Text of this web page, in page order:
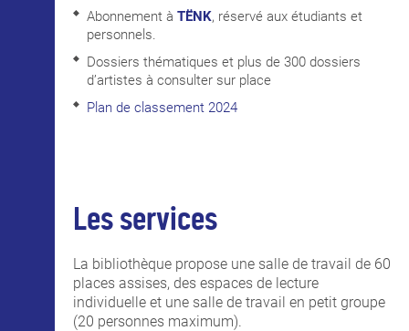
Abonnement à TËNK, réservé aux étudiants et
personnels.
Dossiers thématiques et plus de 300 dossiers
d’artistes à consulter sur place
Plan de classement 2024
Les services
La bibliothèque propose une salle de travail de 60
places assises, des espaces de lecture
individuelle et une salle de travail en petit groupe
(20 personnes maximum).